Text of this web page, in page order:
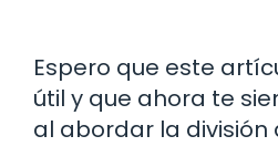
Espero que este
útil y que ahora te
al abordar la división